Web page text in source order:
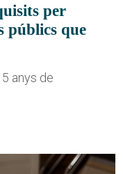
per
públics que
anys de